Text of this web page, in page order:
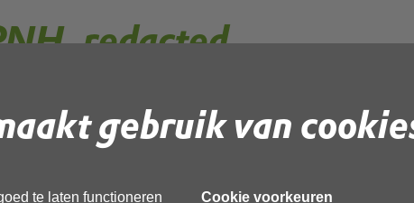
gebruik van
te laten functioneren
Cookie voorkeuren
te downloaden.